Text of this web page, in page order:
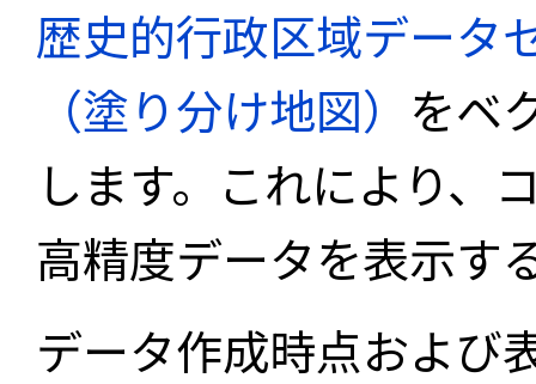
歴史的行政区域データ
（塗り分け地図） をベ
します。これにより、
高精度データを表示す
データ作成時点および